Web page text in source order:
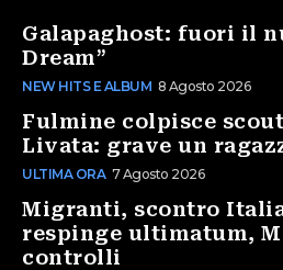
Galapaghost: fuori il
Dream”
NEW HITS E ALBUM 8 Agosto 2026
Fulmine colpisce
Livata: grave un
ULTIMA ORA 7 Agosto 2026
Migranti, scontro
respinge ultimatum,
controlli